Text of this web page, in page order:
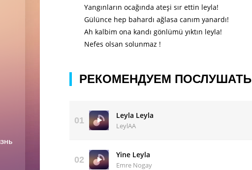
Yangınların ocağında ateşi sır ettin leyla!
Gülünce hep bahardı ağlasa canım yanardı!
Ah kalbim ona kandı gönlümü yıktın leyla!
Nefes olsan solunmaz !
РЕКОМЕНДУЕМ ПОСЛУШАТЬ
01
Leyla Leyla
LeylAA
02
Yine Leyla
Emre Nogay